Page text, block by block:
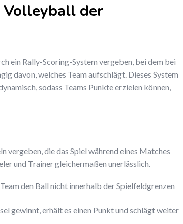
der
ein Rally-Scoring-System vergeben, bei dem bei
davon, welches Team aufschlägt. Dieses System
sodass Teams Punkte erzielen können,
vergeben, die das Spiel während eines Matches
und Trainer gleichermaßen unerlässlich.
den Ball nicht innerhalb der Spielfeldgrenzen
gewinnt, erhält es einen Punkt und schlägt weiter